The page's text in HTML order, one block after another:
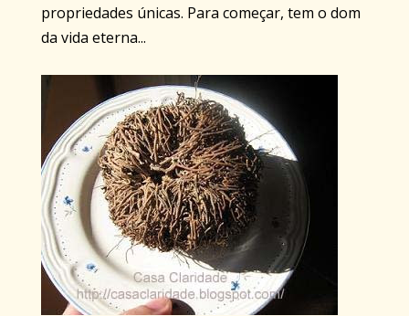
propriedades únicas. Para começar, tem o dom
da vida eterna...